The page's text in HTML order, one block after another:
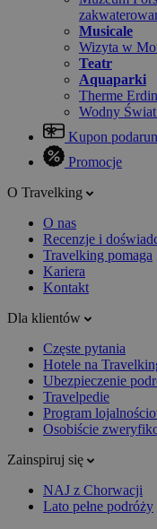
Musicale
Wizyta w
Teatr
Aquaparki
Therme
Wodny
Kupon
Promocje
O Travelking
O nas
Recenzje i
Travelking pomaga
Kariera
Kontakt
Dla klientów
Częste pytania
Hotele na
Ubezpieczenie
Travelpedie
Program
Osobiście
Zainspiruj się
NAJ z Chorwacji
Lato pełne podróży